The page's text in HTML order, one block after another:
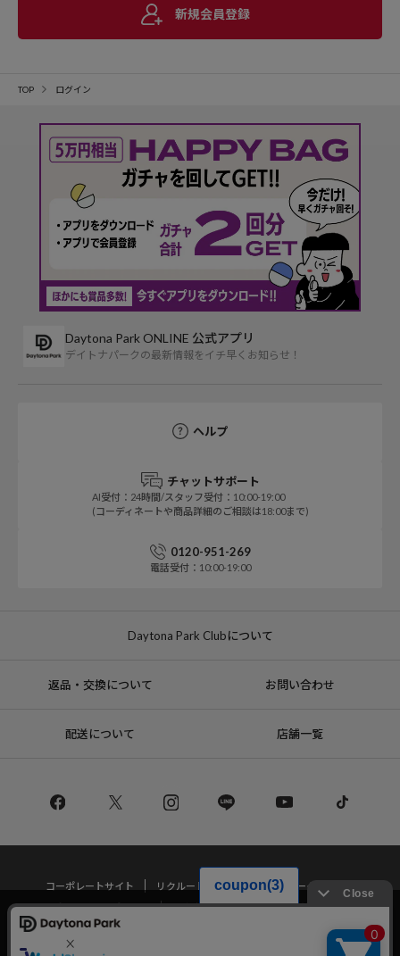
新規会員登録
TOP ログイン
Daytona Park ONLINE 公式アプリ
デイトナパークの最新情報をイチ早くお知らせ！
ヘルプ
チャットサポート
AI受付：24時間/スタッフ受付：10:00-19:00
(コーディネートや商品詳細のご相談は18:00まで)
0120-951-269
電話受付：10:00-19:00
Daytona Park Clubについて
返品・交換について お問い合わせ
配送について 店舗一覧
コーポレートサイト リクルート
サステナブルマークについて
プライバシーポリシー
特定商取引法・古物営業法に基づく表記
当サイトでは利用体験の向上およびコンテンツの最適な提供、トラフィック
の分析を目的としてCookieを使用しています。